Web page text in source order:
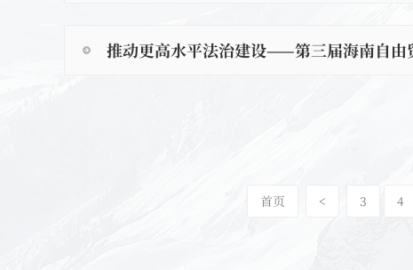
推动更高水平法治建设——第三届海南自由
首页 < 3 4